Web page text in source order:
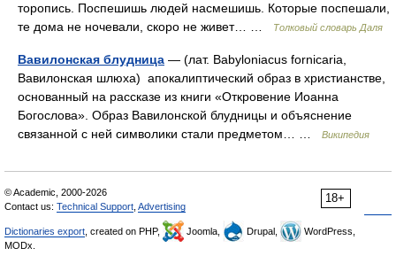
торопись. Поспешишь людей насмешишь. Которые поспешали,
те дома не ночевали, скоро не живет… …
Толковый словарь Даля
Вавилонская блудница — (лат. Babyloniacus fornicaria,
Вавилонская шлюха) апокалиптический образ в христианстве,
основанный на рассказе из книги «Откровение Иоанна
Богослова». Образ Вавилонской блудницы и объяснение
связанной с ней символики стали предметом… …
Википедия
18+
© Academic, 2000-2026
Contact us: Technical Support Advertising
Dictionaries export , created on PHP, Joomla, Drupal,
WordPress,
MODx.